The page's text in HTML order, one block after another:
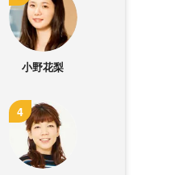
小野花梨